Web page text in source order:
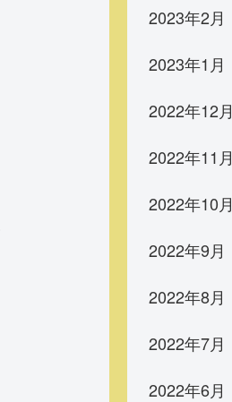
2023年2月
2023年1月
2022年12月
2022年11月
2022年10月
2022年9月
2022年8月
2022年7月
2022年6月